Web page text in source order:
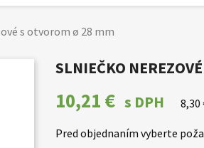
s otvorom ø 28 mm
SLNIEČKO
10,21 € s DPH 8,30
Pred objednaním vyberte